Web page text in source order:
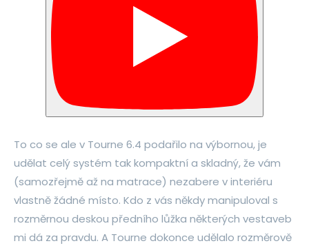
To co se ale v Tourne 6.4 podařilo na výbornou, je
udělat celý systém tak kompaktní a skladný, že vám
(samozřejmě až na matrace) nezabere v interiéru
vlastně žádné místo. Kdo z vás někdy manipuloval s
rozměrnou deskou předního lůžka některých vestaveb
mi dá za pravdu. A Tourne dokonce udělalo rozměrově